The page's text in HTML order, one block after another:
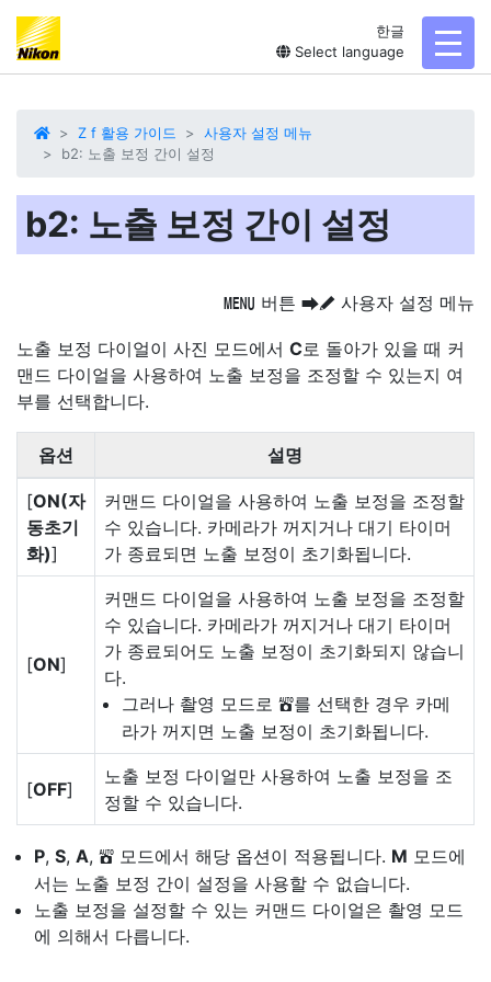
한글
Select language
Z f 활용 가이드
사용자 설정 메뉴
b2: 노출 보정 간이 설정
b2: 노출 보정 간이 설정
G 버튼 UA 사용자 설정 메뉴
노출 보정 다이얼이 사진 모드에서 C로 돌아가 있을 때 커
맨드 다이얼을 사용하여 노출 보정을 조정할 수 있는지 여
부를 선택합니다.
옵션 설명
[ON(자
동초기
화)]
커맨드 다이얼을 사용하여 노출 보정을 조정할
수 있습니다. 카메라가 꺼지거나 대기 타이머
가 종료되면 노출 보정이 초기화됩니다.
[ON]
커맨드 다이얼을 사용하여 노출 보정을 조정할
수 있습니다. 카메라가 꺼지거나 대기 타이머
가 종료되어도 노출 보정이 초기화되지 않습니
다.
그러나 촬영 모드로 b를 선택한 경우 카메
라가 꺼지면 노출 보정이 초기화됩니다.
[OFF]
노출 보정 다이얼만 사용하여 노출 보정을 조
정할 수 있습니다.
P, S, A, b 모드에서 해당 옵션이 적용됩니다. M 모드에
서는 노출 보정 간이 설정을 사용할 수 없습니다.
노출 보정을 설정할 수 있는 커맨드 다이얼은 촬영 모드
에 의해서 다릅니다.